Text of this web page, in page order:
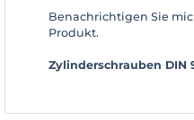
Benachrichtigen Sie
Produkt.
Zylinderschrauben DIN